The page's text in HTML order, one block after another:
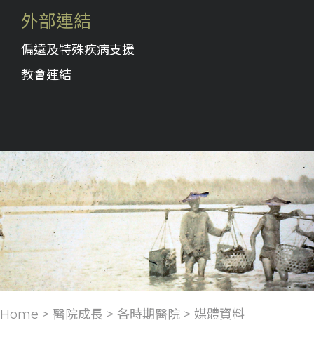
外部連結
偏遠及特殊疾病支援
教會連結
Home > 醫院成長 > 各時期醫院 > 媒體資料